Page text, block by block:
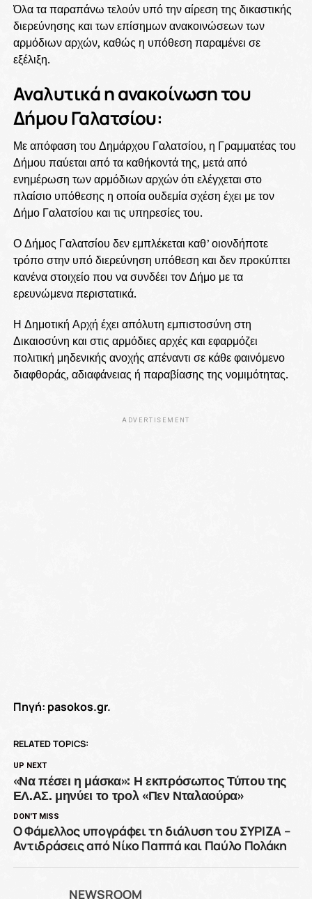
Όλα τα παραπάνω τελούν υπό την αίρεση της δικαστικής
διερεύνησης και των επίσημων ανακοινώσεων των
αρμόδιων αρχών, καθώς η υπόθεση παραμένει σε
εξέλιξη.
Αναλυτικά η ανακοίνωση του
Δήμου Γαλατσίου:
Με απόφαση του Δημάρχου Γαλατσίου, η Γραμματέας του
Δήμου παύεται από τα καθήκοντά της, μετά από
ενημέρωση των αρμόδιων αρχών ότι ελέγχεται στο
πλαίσιο υπόθεσης η οποία ουδεμία σχέση έχει με τον
Δήμο Γαλατσίου και τις υπηρεσίες του.
Ο Δήμος Γαλατσίου δεν εμπλέκεται καθ’ οιονδήποτε
τρόπο στην υπό διερεύνηση υπόθεση και δεν προκύπτει
κανένα στοιχείο που να συνδέει τον Δήμο με τα
ερευνώμενα περιστατικά.
Η Δημοτική Αρχή έχει απόλυτη εμπιστοσύνη στη
Δικαιοσύνη και στις αρμόδιες αρχές και εφαρμόζει
πολιτική μηδενικής ανοχής απέναντι σε κάθε φαινόμενο
διαφθοράς, αδιαφάνειας ή παραβίασης της νομιμότητας.
ADVERTISEMENT
Πηγή: pasokos.gr.
RELATED TOPICS:
UP NEXT
«Να πέσει η μάσκα»: Η εκπρόσωπος Τύπου της
ΕΛ.ΑΣ. μηνύει το τρολ «Πεν Νταλαούρα»
DON'T MISS
Ο Φάμελλος υπογράφει τη διάλυση του ΣΥΡΙΖΑ –
Αντιδράσεις από Νίκο Παππά και Παύλο Πολάκη
NEWSROOM